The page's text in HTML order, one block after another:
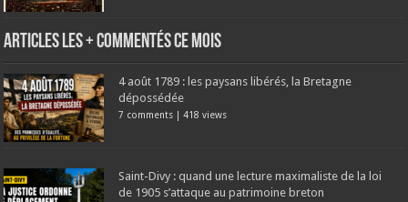
Articles les + commentés ce mois
4 août 1789 : les paysans libérés, la Bretagne
dépossédée
7 comments |418 views
Saint-Divy : quand une lecture maximaliste de la loi
de 1905 s’attaque au patrimoine breton